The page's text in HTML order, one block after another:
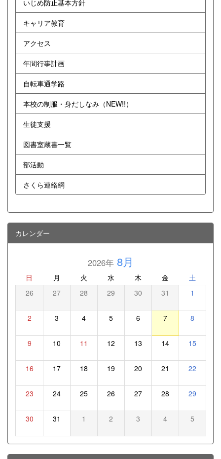
いじめ防止基本方針
キャリア教育
アクセス
年間行事計画
自転車通学路
本校の制服・身だしなみ（NEW!!）
生徒支援
図書室蔵書一覧
部活動
さくら連絡網
カレンダー
2026年8月
日 月 火 水 木 金 土
26 27 28 29 30 31 1
2 3 4 5 6 7 8
9 10 11 12 13 14 15
16 17 18 19 20 21 22
23 24 25 26 27 28 29
30 31 1 2 3 4 5